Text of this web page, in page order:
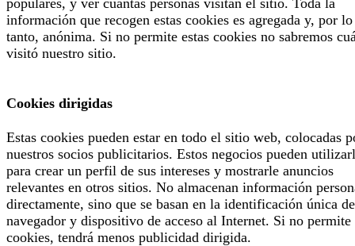
populares, y ver cuántas personas visitan el sitio. Toda la
información que recogen estas cookies es agregada y, por lo
tanto, anónima. Si no permite estas cookies no sabremos
visitó nuestro sitio.
Cookies dirigidas
Estas cookies pueden estar en todo el sitio web, colocadas
nuestros socios publicitarios. Estos negocios pueden
para crear un perfil de sus intereses y mostrarle anuncios
relevantes en otros sitios. No almacenan información
directamente, sino que se basan en la identificación única
navegador y dispositivo de acceso al Internet. Si no permite
cookies, tendrá menos publicidad dirigida.